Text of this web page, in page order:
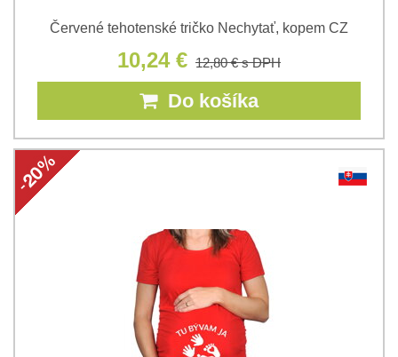
Červené tehotenské tričko Nechytať, kopem CZ
10,24 € 12,80 €s DPH
Do košíka